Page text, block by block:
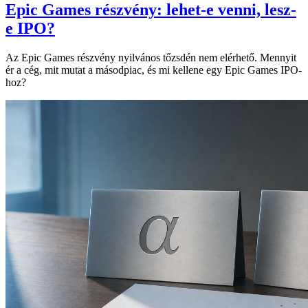
Epic Games részvény: lehet-e venni, lesz-
e IPO?
Az Epic Games részvény nyilvános tőzsdén nem elérhető. Mennyit
ér a cég, mit mutat a másodpiac, és mi kellene egy Epic Games IPO-
hoz?